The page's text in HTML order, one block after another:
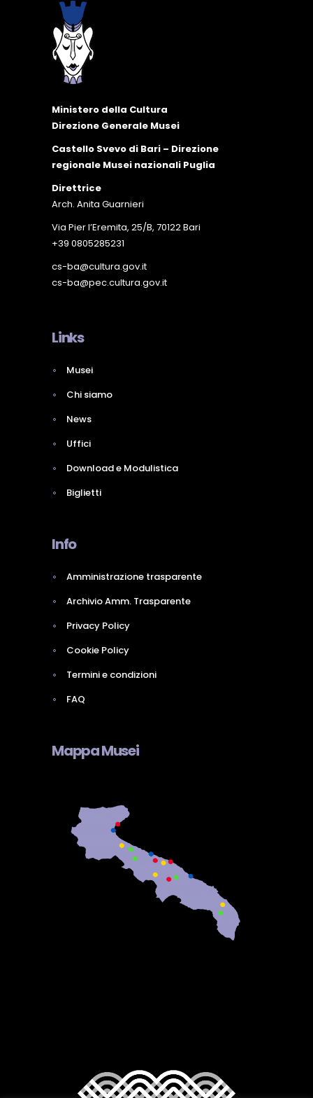
Ministero della Cultura
Direzione Generale Musei
Castello Svevo di Bari – Direzione
regionale Musei nazionali Puglia
Direttrice
Arch. Anita Guarnieri
Via Pier l’Eremita, 25/B, 70122 Bari
+39 0805285231
cs-ba@cultura.gov.it
cs-ba@pec.cultura.gov.it
Links
Musei
Chi siamo
News
Uffici
Download e Modulistica
Biglietti
Info
Amministrazione trasparente
Archivio Amm. Trasparente
Privacy Policy
Cookie Policy
Termini e condizioni
FAQ
Mappa Musei